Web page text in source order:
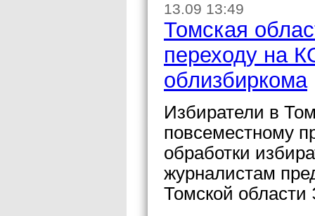
13.09 13:49
Томская
переходу на
облизбиркома
Избиратели в
повсеместному
обработки
журналистам
Томской